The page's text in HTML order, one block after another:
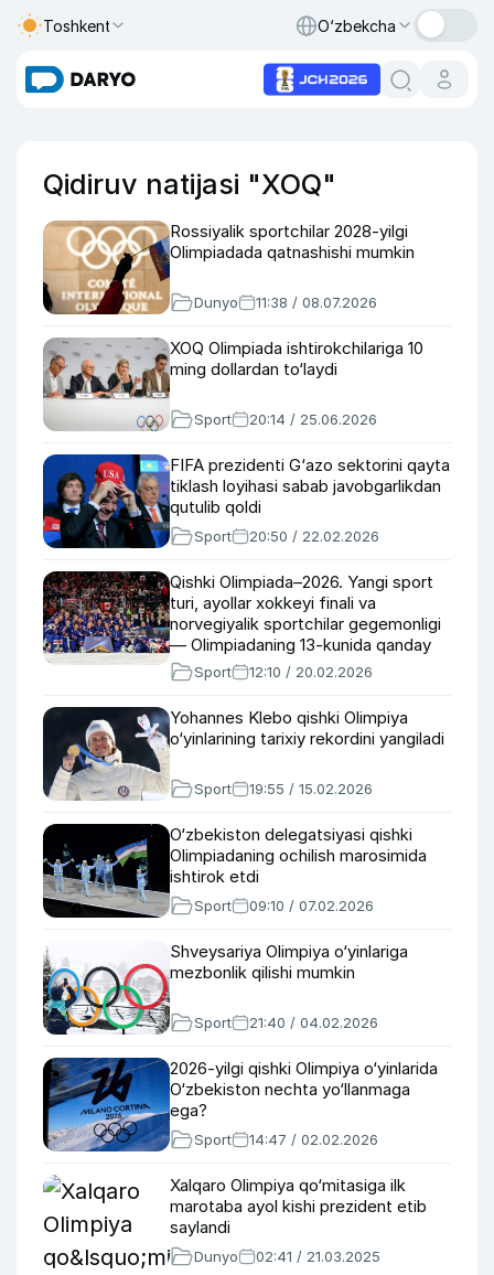
Toshkent O‘zbekcha
Qidiruv natijasi "XOQ"
Rossiyalik sportchilar 2028-yilgi
Olimpiadada qatnashishi mumkin
Dunyo 11:38 / 08.07.2026
XOQ Olimpiada ishtirokchilariga 10
ming dollardan to‘laydi
Sport 20:14 / 25.06.2026
FIFA prezidenti G‘azo sektorini qayta
tiklash loyihasi sabab javobgarlikdan
qutulib qoldi
Sport 20:50 / 22.02.2026
Qishki Olimpiada–2026. Yangi sport
turi, ayollar xokkeyi finali va
norvegiyalik sportchilar gegemonligi
— Olimpiadaning 13-kunida qanday
natijalar qayd etildi?
Sport 12:10 / 20.02.2026
Yohannes Klebo qishki Olimpiya
o‘yinlarining tarixiy rekordini yangiladi
Sport 19:55 / 15.02.2026
O‘zbekiston delegatsiyasi qishki
Olimpiadaning ochilish marosimida
ishtirok etdi
Sport 09:10 / 07.02.2026
Shveysariya Olimpiya o‘yinlariga
mezbonlik qilishi mumkin
Sport 21:40 / 04.02.2026
2026-yilgi qishki Olimpiya o‘yinlarida
O‘zbekiston nechta yo‘llanmaga
ega?
Sport 14:47 / 02.02.2026
Xalqaro Olimpiya qo‘mitasiga ilk
marotaba ayol kishi prezident etib
saylandi
Dunyo 02:41 / 21.03.2025